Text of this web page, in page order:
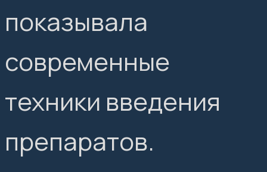
показывала
современные
техники введения
препаратов.